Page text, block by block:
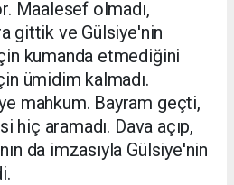
Maalesef olmadı,
gittik ve Gülsiye'nin
kumanda etmediğini
ümidim kalmadı.
mahkum. Bayram geçti,
hiç aramadı. Dava açıp,
da imzasıyla Gülsiye'nin